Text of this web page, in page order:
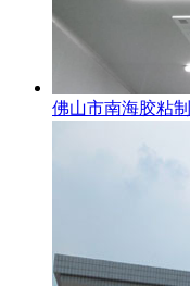
佛山市南海胶粘